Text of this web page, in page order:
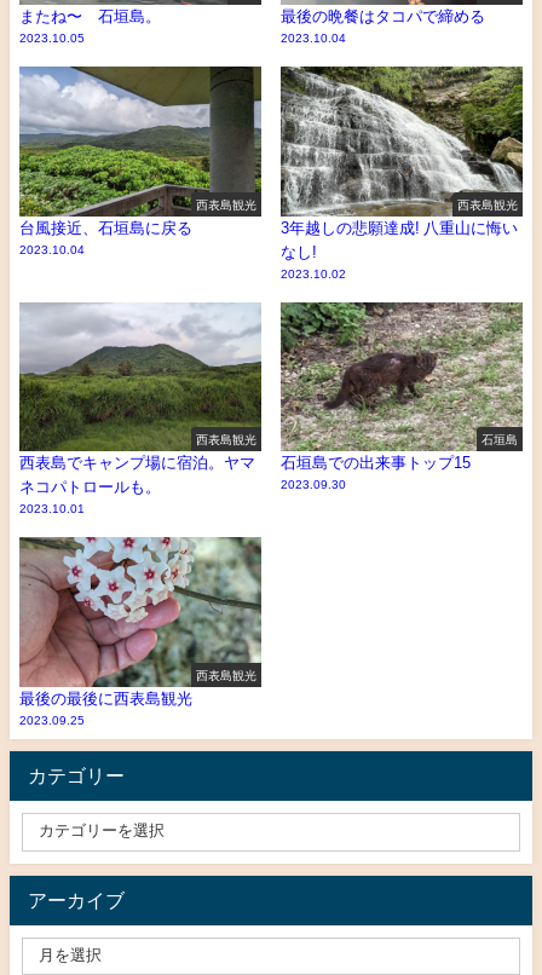
またね〜 石垣島。
2023.10.05
最後の晩餐はタコパで締める
2023.10.04
西表島観光
台風接近、石垣島に戻る
2023.10.04
西表島観光
3年越しの悲願達成! 八重山に悔い
なし!
2023.10.02
西表島観光
西表島でキャンプ場に宿泊。ヤマ
ネコパトロールも。
2023.10.01
石垣島
石垣島での出来事トップ15
2023.09.30
西表島観光
最後の最後に西表島観光
2023.09.25
カテゴリー
アーカイブ